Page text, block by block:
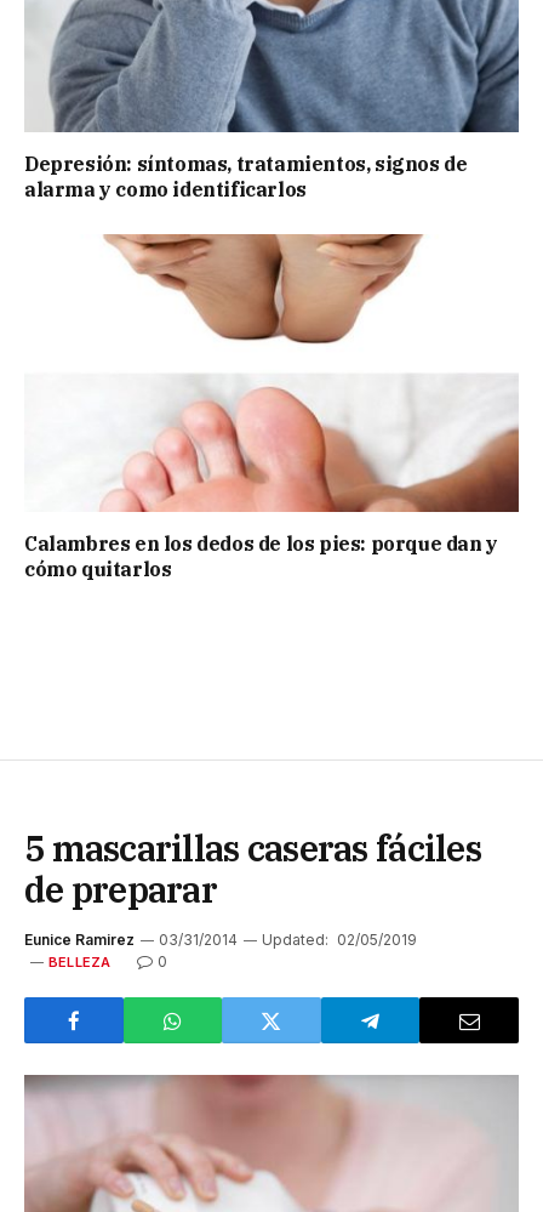
Depresión: síntomas, tratamientos, signos de
alarma y como identificarlos
Calambres en los dedos de los pies: porque dan y
cómo quitarlos
5 mascarillas caseras fáciles
de preparar
Eunice Ramirez 03/31/2014 Updated: 02/05/2019
BELLEZA 0